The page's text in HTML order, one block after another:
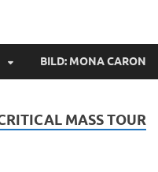
BILD: MONA CARON
MASS TOUR